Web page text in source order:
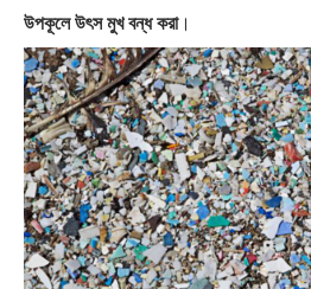
উপকূলে উৎস মুখ বন্ধ করা।